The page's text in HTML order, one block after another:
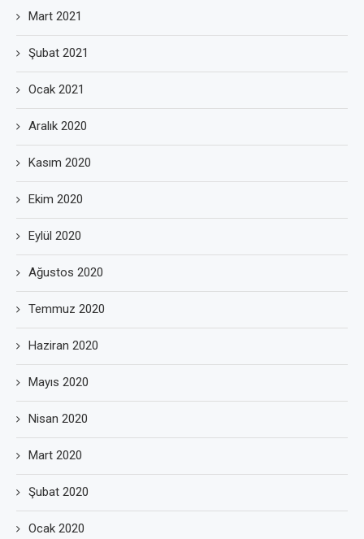
Mart 2021
Şubat 2021
Ocak 2021
Aralık 2020
Kasım 2020
Ekim 2020
Eylül 2020
Ağustos 2020
Temmuz 2020
Haziran 2020
Mayıs 2020
Nisan 2020
Mart 2020
Şubat 2020
Ocak 2020